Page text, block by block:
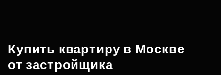
Купить квартиру в Москве
от застройщика